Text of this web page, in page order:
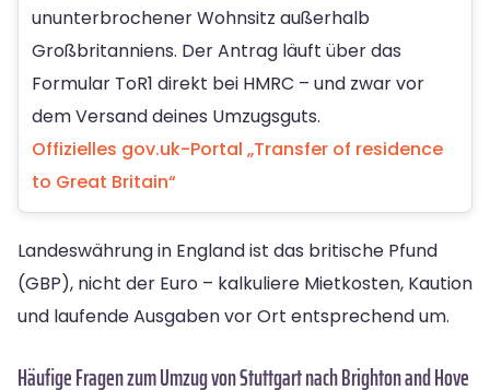
ununterbrochener Wohnsitz außerhalb
Großbritanniens. Der Antrag läuft über das
Formular ToR1 direkt bei HMRC – und zwar vor
dem Versand deines Umzugsguts.
Offizielles gov.uk-Portal „Transfer of residence
to Great Britain“
Landeswährung in England ist das britische Pfund
(GBP), nicht der Euro – kalkuliere Mietkosten, Kaution
und laufende Ausgaben vor Ort entsprechend um.
Häufige Fragen zum Umzug von Stuttgart nach Brighton and Hove